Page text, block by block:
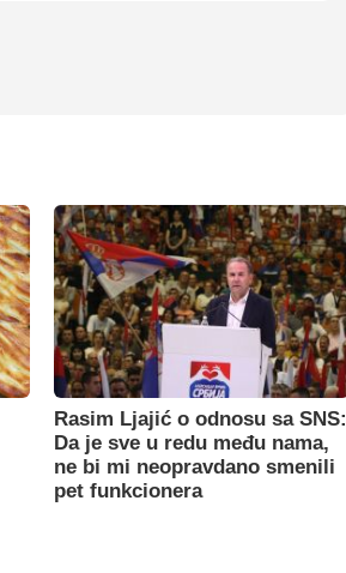
Rasim Ljajić o odnosu sa SNS:
Da je sve u redu među nama,
ne bi mi neopravdano smenili
pet funkcionera